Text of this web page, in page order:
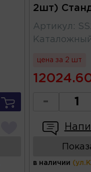
2шт)
Артикул :
цена за 2 шт
-
в наличии